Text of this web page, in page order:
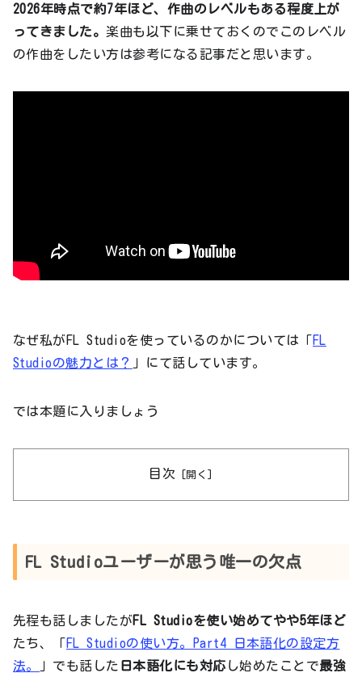
2026年時点で約7年ほど、作曲のレベルもある程度上が
ってきました。 楽曲も以下に乗せておくのでこのレベル
の作曲をしたい方は参考になる記事だと思います。
なぜ私がFL Studioを使っているのかについては「FL
Studioの魅力とは？
」にて話しています。
では本題に入りましょう
目次
FL Studioユーザーが思う唯一の欠点
先程も話しましたがFL Studioを使い始めてやや5年ほど
たち、「 FL Studioの使い方。Part4 日本語化の設定方
法。
」でも話した 日本語化にも対応 し始めたことで最強